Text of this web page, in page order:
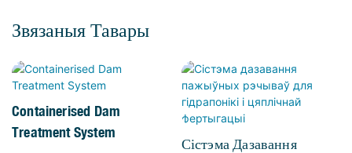
Звязаныя Тавары
Containerised Dam
Treatment System
Сістэма Дазавання